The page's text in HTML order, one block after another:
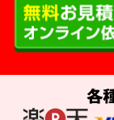
各